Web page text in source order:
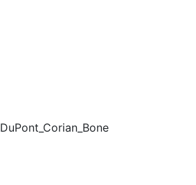
DuPont_Corian_Bone